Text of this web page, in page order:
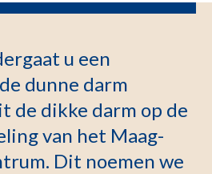
u een
dunne darm
de dikke darm op de
van het Maag-
Dit noemen we